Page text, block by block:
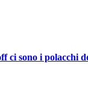
ci sono i polacchi